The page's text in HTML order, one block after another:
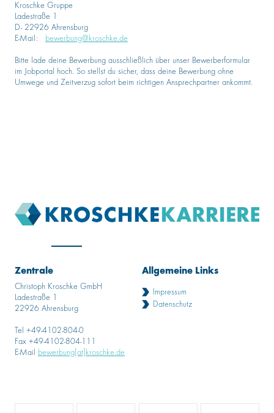
Kroschke Gruppe
Ladestraße 1
D- 22926 Ahrensburg
E-Mail: bewerbung@kroschke.de
Bitte lade deine Bewerbung ausschließlich über unser Bewerberformular
im Jobportal hoch. So stellst du sicher, dass deine Bewerbung ohne
Umwege und Zeitverzug sofort beim richtigen Ansprechpartner ankommt.
Zentrale
Christoph Kroschke GmbH
Ladestraße 1
22926 Ahrensburg
Tel +49-4102-804-0
Fax +49-4102-804-111
E-Mail bewerbung[at]kroschke.de
Allgemeine Links
Impressum
Datenschutz